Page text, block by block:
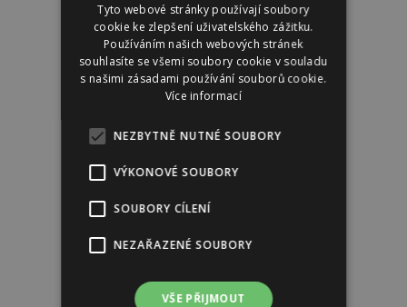
Tyto webové stránky používají soubory
cookie ke zlepšení uživatelského zážitku.
Používáním našich webových stránek
souhlasíte se všemi soubory cookie v souladu
s našimi zásadami používání souborů cookie.
Více informací
NEZBYTNĚ NUTNÉ SOUBORY
VÝKONOVÉ SOUBORY
SOUBORY CÍLENÍ
NEZAŘAZENÉ SOUBORY
VŠE PŘIJMOUT